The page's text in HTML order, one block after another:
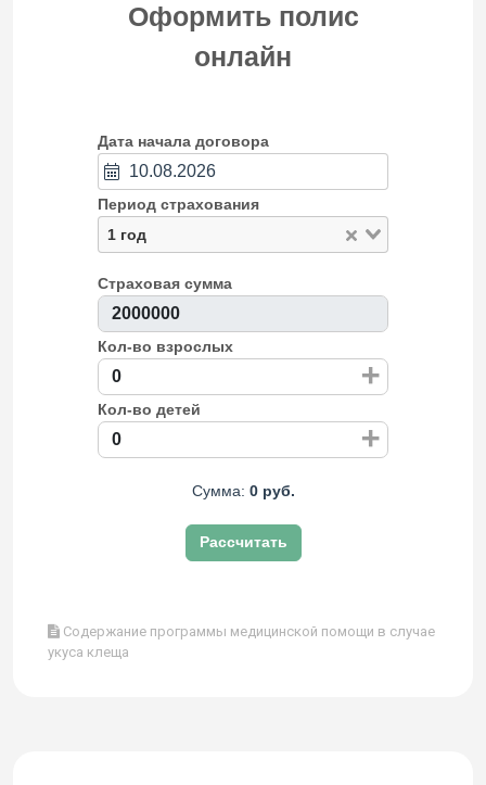
Оформить полис
онлайн
Дата начала договора
Период страхования
1 год
Страховая сумма
Кол-во взрослых
+
Кол-во детей
+
Сумма: 0 руб.
Рассчитать
Содержание программы медицинской помощи в случае
укуса клеща